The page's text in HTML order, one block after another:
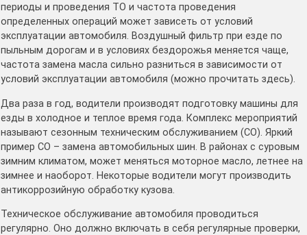
периоды и проведения ТО и частота проведения
определенных операций может зависеть от условий
эксплуатации автомобиля. Воздушный фильтр при езде по
пыльным дорогам и в условиях бездорожья меняется чаще,
частота замена масла сильно разниться в зависимости от
условий эксплуатации автомобиля (можно прочитать здесь).
Два раза в год, водители производят подготовку машины для
езды в холодное и теплое время года. Комплекс мероприятий
называют сезонным техническим обслуживанием (СО). Яркий
пример СО – замена автомобильных шин. В районах с суровым
зимним климатом, может меняться моторное масло, летнее на
зимнее и наоборот. Некоторые водители могут производить
антикоррозийную обработку кузова.
Техническое обслуживание автомобиля проводиться
регулярно. Оно должно включать в себя регулярные проверки,